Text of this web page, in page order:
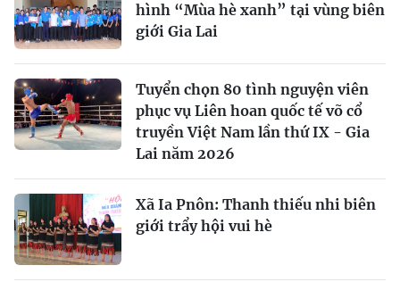
hình “Mùa hè xanh” tại vùng biên
giới Gia Lai
Tuyển chọn 80 tình nguyện viên
phục vụ Liên hoan quốc tế võ cổ
truyền Việt Nam lần thứ IX - Gia
Lai năm 2026
Xã Ia Pnôn: Thanh thiếu nhi biên
giới trẩy hội vui hè